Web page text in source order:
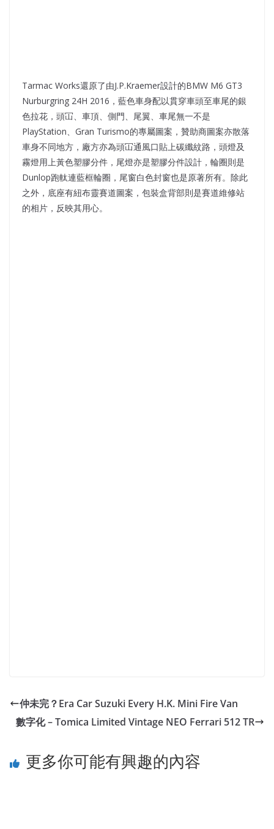
Tarmac Works還原了由J.P.Kraemer設計的BMW M6 GT3
Nurburgring 24H 2016，藍色車身配以貫穿車頭至車尾的銀
色拉花，頭冚、車頂、側門、尾翼、車尾無一不是
PlayStation、Gran Turismo的專屬圖案，贊助商圖案亦散落
車身不同地方，廠方亦為頭冚通風口貼上碳纖紋路，頭燈及
霧燈用上黃色塑膠分件，尾燈亦是塑膠分件設計，輪圈則是
Dunlop跑軚連藍框輪圈，尾窗白色封窗也是原著所有。除此
之外，底座有紐布靈賽道圖案，包裝盒背部則是賽道維修站
的相片，反映其用心。
仲未完？Era Car Suzuki Every H.K. Mini Fire Van
數字化 – Tomica Limited Vintage NEO Ferrari 512 TR
更多你可能有興趣的內容